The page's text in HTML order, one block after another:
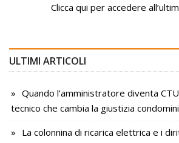
Clicca qui per accedere
ULTIMI ARTICOLI
Quando l’amministratore diventa
tecnico che cambia la giustizia
La colonnina di ricarica elettrica e i